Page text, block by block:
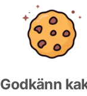
Godkänn